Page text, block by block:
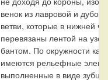
венок из лавровой и
ветви, которые в нижней
перевязаны лентой на узел
бантом. По окружности
имеются рельефные
выполненные в виде